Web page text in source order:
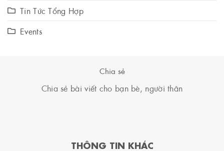
Tin Tức Tổng Hợp
Events
Chia sẻ
Chia sẻ bài viết cho bạn bè, người thân
THÔNG TIN KHÁC